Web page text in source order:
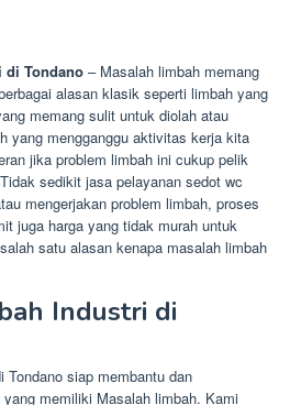
di Tondano – Masalah limbah memang
alasan klasik seperti limbah yang
memang sulit untuk diolah atau
yang mengganggu aktivitas kerja kita
jika problem limbah ini cukup pelik
sedikit jasa pelayanan sedot wc
mengerjakan problem limbah, proses
juga harga yang tidak murah untuk
satu alasan kenapa masalah limbah
Industri di
siap membantu dan
memiliki Masalah limbah. Kami